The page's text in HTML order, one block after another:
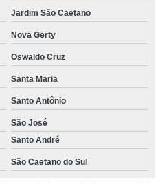
Jardim São Caetano
Nova Gerty
Oswaldo Cruz
Santa Maria
Santo Antônio
São José
Santo André
São Caetano do Sul